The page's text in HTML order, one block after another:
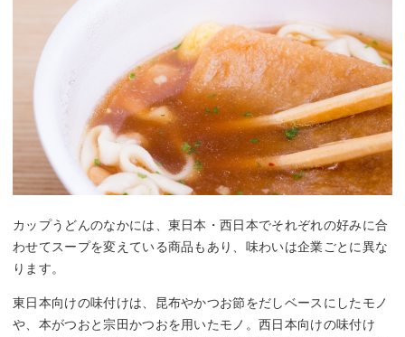
カップうどんのなかには、東日本・西日本でそれぞれの好みに合
わせてスープを変えている商品もあり、味わいは企業ごとに異な
ります。
東日本向けの味付けは、昆布やかつお節をだしベースにしたモノ
や、本がつおと宗田かつおを用いたモノ。西日本向けの味付け